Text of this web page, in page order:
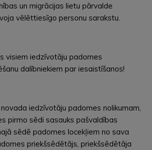
un migrācijas lietu pārvalde
vēlēttiesīgo personu sarakstu.
visiem iedzīvotāju padomes
dalībniekiem par iesaistīšanos!
iedzīvotāju padomes nolikumam,
pirmo sēdi sasauks pašvaldības
sēdē padomes locekļiem no sava
priekšsēdētājs, priekšsēdētāja